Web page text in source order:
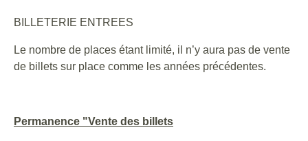
BILLETERIE ENTREES
Le nombre de places étant limité, il n’y aura pas de vente
de billets sur place comme les années précédentes.
Permanence "Vente des billets